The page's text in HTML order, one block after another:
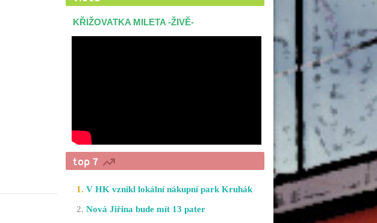
KŘIŽOVATKA MILETA -ŽIVĚ-
1. V HK vznikl lokální nákupní park Kruhák
2. Nová Jiřina bude mít 13 pater